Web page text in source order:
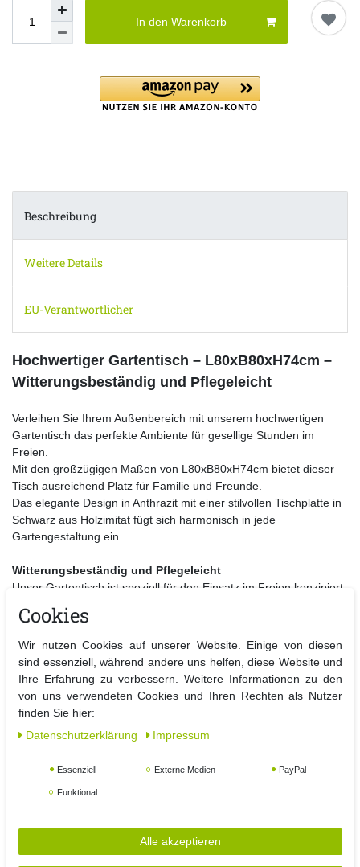
In den Warenkorb
Beschreibung
Weitere Details
EU-Verantwortlicher
Hochwertiger Gartentisch – L80xB80xH74cm –
Witterungsbeständig und Pflegeleicht
Verleihen Sie Ihrem Außenbereich mit unserem hochwertigen
Gartentisch das perfekte Ambiente für gesellige Stunden im
Freien.
Mit den großzügigen Maßen von L80xB80xH74cm bietet dieser
Tisch ausreichend Platz für Familie und Freunde.
Das elegante Design in Anthrazit mit einer stilvollen Tischplatte in
Schwarz aus Holzimitat fügt sich harmonisch in jede
Gartengestaltung ein.
Witterungsbeständig und Pflegeleicht
Unser Gartentisch ist speziell für den Einsatz im Freien konzipiert.
Das pulverbeschichtete Aluminiumgestell sorgt für eine hohe
Stabilität und Langlebigkeit,
während die Tischplatte aus Holzimitat nicht nur optisch
ansprechend ist, sondern auch pflegeleicht und
witterungsbeständig. Genießen Sie unbeschwerte Stunden im
ohne sich um die Witterung sorgen zu müssen.
Praktische Hinweise
Brandflecken bei der Nutzung von Gläsern Untersetzer verwendet
werden sollten.
Einfache Montage
Cookies
Wir nutzen Cookies auf unserer Website. Einige von diesen
sind essenziell, während andere uns helfen, diese Website und
Ihre Erfahrung zu verbessern. Weitere Informationen zu den
von uns verwendeten Cookies und Ihren Rechten als Nutzer
finden Sie hier:
Daten­schutz­erklärung
Impressum
Essenziell Externe Medien PayPal
Funktional
Alle akzeptieren